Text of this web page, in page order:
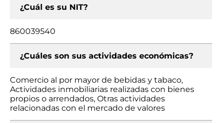
¿Cuál es su NIT?
860039540
¿Cuáles son sus actividades económicas?
Comercio al por mayor de bebidas y tabaco,
Actividades inmobiliarias realizadas con bienes
propios o arrendados, Otras actividades
relacionadas con el mercado de valores